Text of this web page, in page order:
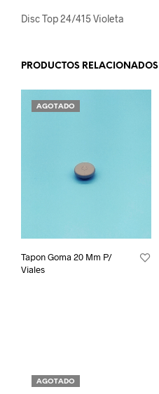
Disc Top 24/415 Violeta
PRODUCTOS RELACIONADOS
AGOTADO
Tapon Goma 20 Mm P/
Viales
AGOTADO